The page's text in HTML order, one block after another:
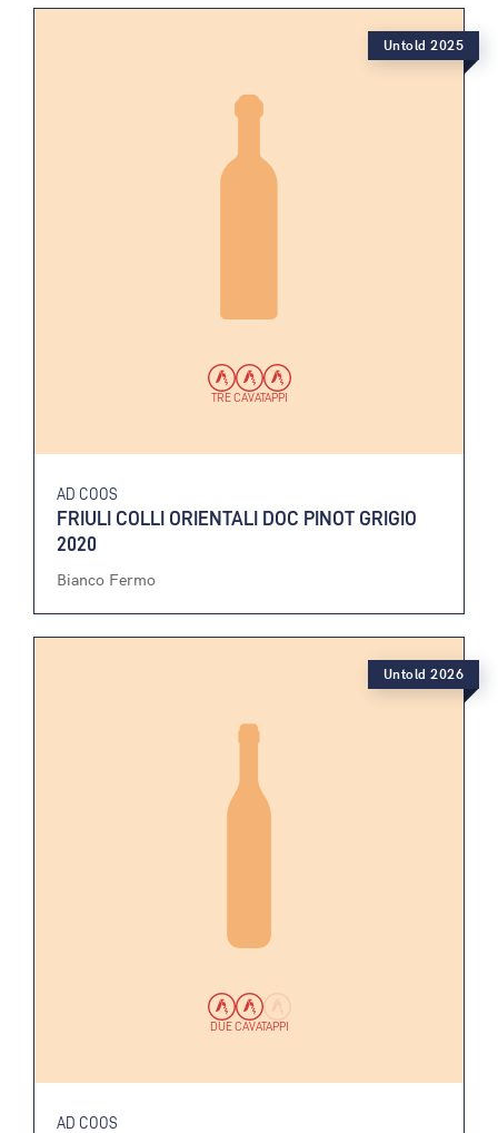
TRE CAVATAPPI
AD COOS
FRIULI COLLI ORIENTALI DOC PINOT GRIGIO
2020
Bianco Fermo
Untold 2025
DUE CAVATAPPI
AD COOS
Untold 2026